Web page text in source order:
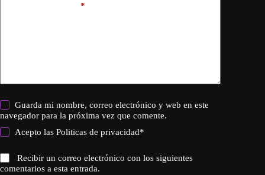
*
Guarda mi nombre, correo electrónico y web en este
navegador para la próxima vez que comente.
Acepto lasPoliticas de privacidad*
Recibir un correo electrónico con los siguientes
comentarios a esta entrada.